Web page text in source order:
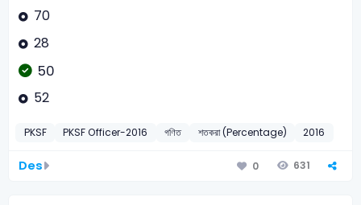
70
28
50
52
PKSF PKSF Officer-2016 গণিত শতকরা (Percentage) 2016
Des 0 631